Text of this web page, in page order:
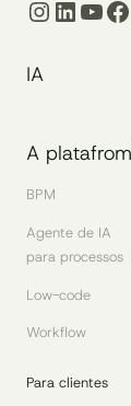
IA
A
BPM
Agente de IA
para processos
Low-code
Workflow
Para clientes